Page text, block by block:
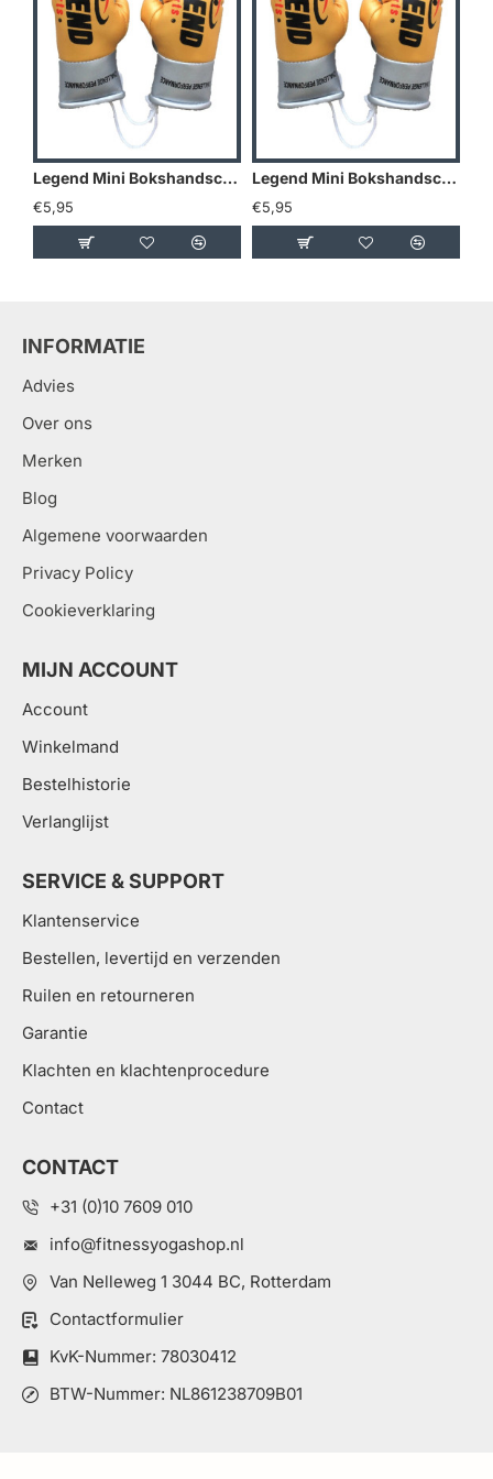
Legend Mini Bokshandschoenen - Goud/Geel
€5,95
Legend Mini Bokshandschoenen - Holland
€5,95
INFORMATIE
Advies
Over ons
Merken
Blog
Algemene voorwaarden
Privacy Policy
Cookieverklaring
MIJN ACCOUNT
Account
Winkelmand
Bestelhistorie
Verlanglijst
SERVICE & SUPPORT
Klantenservice
Bestellen, levertijd en verzenden
Ruilen en retourneren
Garantie
Klachten en klachtenprocedure
Contact
CONTACT
+31 (0)10 7609 010
info@fitnessyogashop.nl
Van Nelleweg 1 3044 BC, Rotterdam
Contactformulier
KvK-Nummer: 78030412
BTW-Nummer: NL861238709B01